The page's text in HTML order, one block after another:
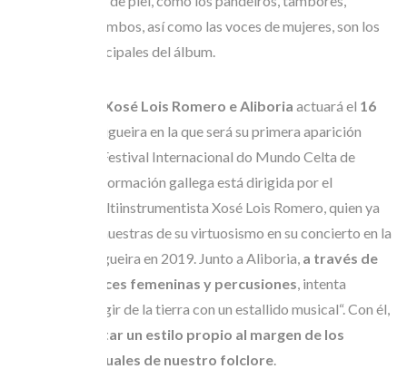
panderetas, bombos, así como las voces de mujeres, son los
elementos principales del álbum.
Xosé Lois Romero e Aliboria actuará el 16
en Ortigueira en la que será su primera aparición
conjunta en el Festival Internacional do Mundo Celta de
Ortigueira. La formación gallega está dirigida por el
prestigioso multiinstrumentista Xosé Lois Romero, quien ya
había dejado muestras de su virtuosismo en su concierto en la
Iglesia de Ortigueira en 2019. Junto a Aliboria, a través de
un coro de voces femeninas y percusiones , intenta
trasladar “el rugir de la tierra con un estallido musical“. Con él,
aspira a aportar un estilo propio al margen de los
códigos habituales de nuestro folclore